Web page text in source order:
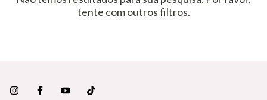
tente com outros filtros.